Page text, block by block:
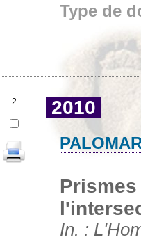
Type de
2 2010
In. :